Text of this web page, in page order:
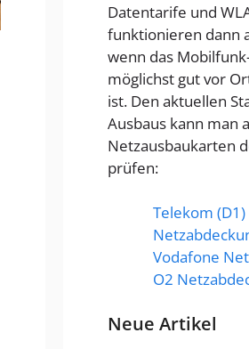
Datentarife und
funktionieren dann
wenn das
möglichst gut vor
ist. Den aktuellen
Ausbaus kann man
Netzausbaukarten
prüfen:
Telekom (D1)
Vodafone
O2
Neue Artikel